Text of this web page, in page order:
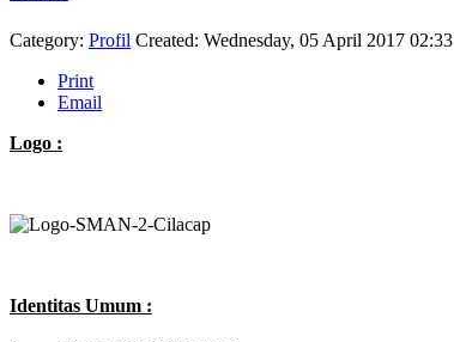
Category: Profil Created: Wednesday, 05 April 2017 02:33
Print
Email
Logo :
Identitas Umum :